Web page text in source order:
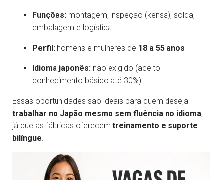
Funções: montagem, inspeção (kensa), solda,
embalagem e logística
Perfil: homens e mulheres de 18 a 55 anos
Idioma japonês: não exigido (aceito
conhecimento básico até 30%)
Essas oportunidades são ideais para quem deseja
trabalhar no Japão mesmo sem fluência no idioma,
já que as fábricas oferecem treinamento e suporte
bilíngue.